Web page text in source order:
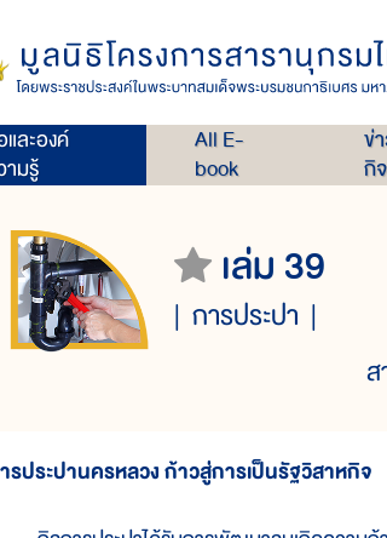
ละองค์
ามรู้
All E-
book
ข่
กิ
เล่ม 39
การประปา
ส
รประปานครหลวง ก้าวสู่การเป็นรัฐวิสาหกิจ